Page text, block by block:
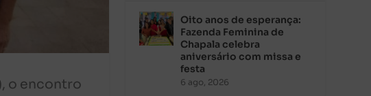
o encontro
Oito anos de esperança:
Fazenda Feminina de
Chapala celebra
aniversário com missa e
festa
6 ago, 2026